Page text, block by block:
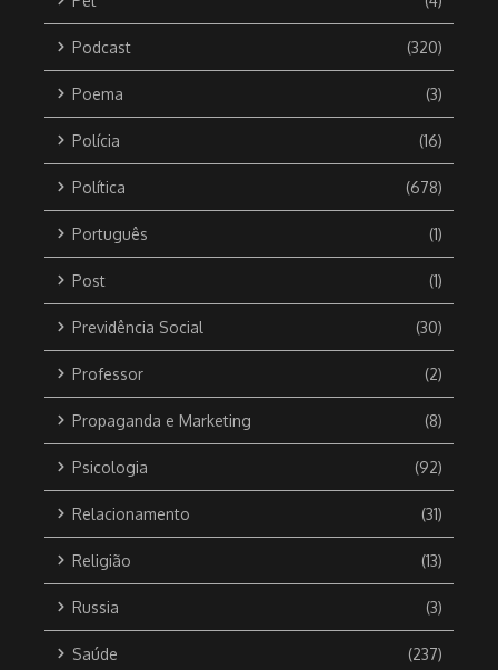
Podcast (320)
Poema (3)
Polícia (16)
Política (678)
Português (1)
Post (1)
Previdência Social (30)
Professor (2)
Propaganda e Marketing (8)
Psicologia (92)
Relacionamento (31)
Religião (13)
Russia (3)
Saúde (237)